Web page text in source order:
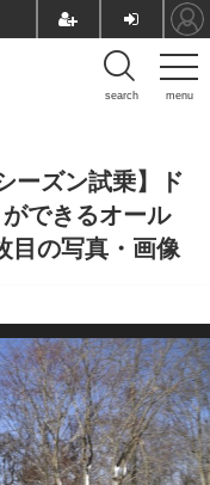
menu
search
ーズン試乗】ド
できるオール
目の写真・画像